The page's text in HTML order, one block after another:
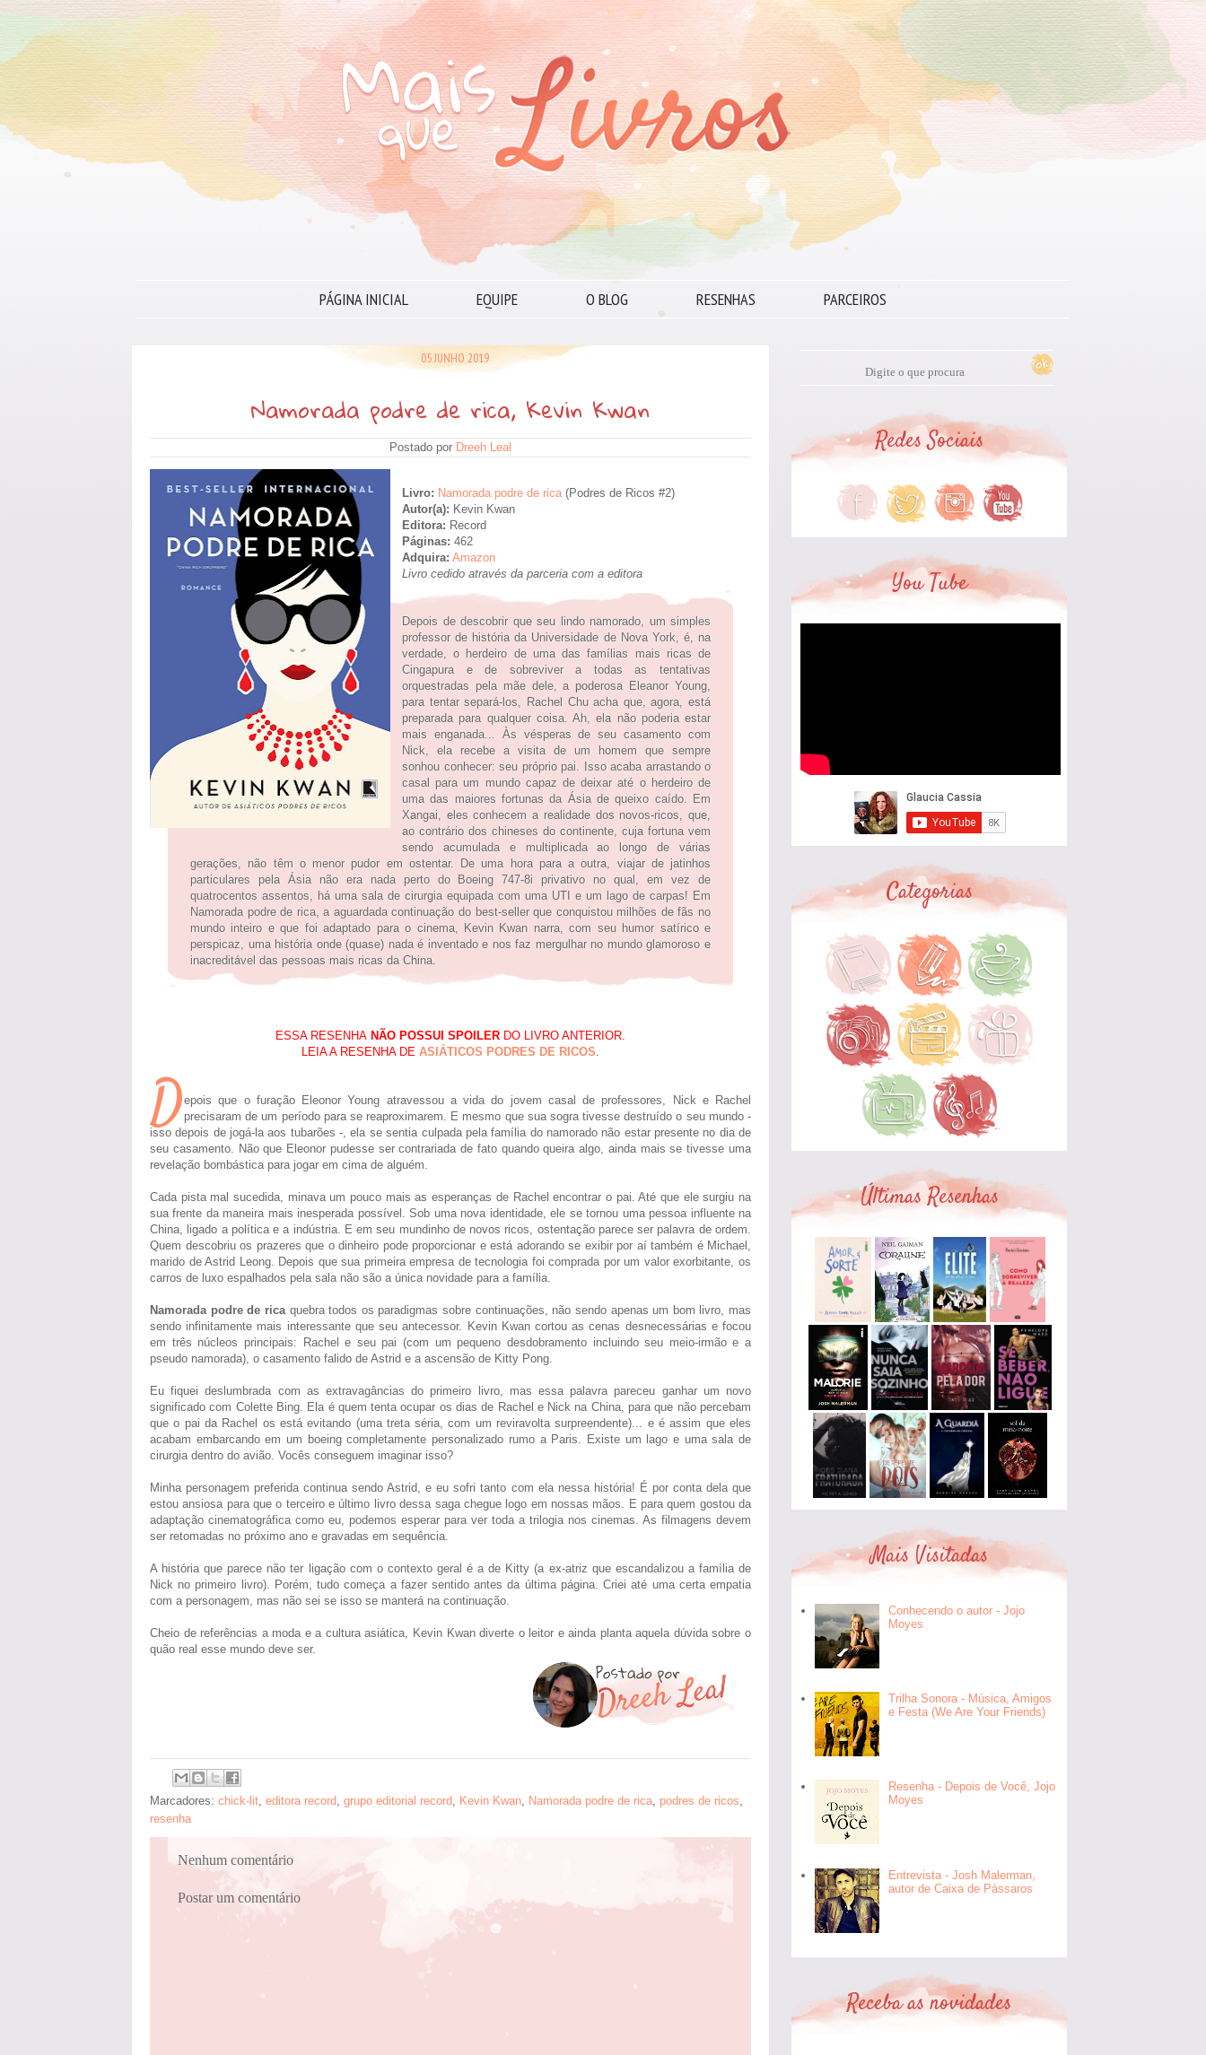
PÁGINA INICIAL EQUIPE O BLOG RESENHAS PARCEIROS
05 JUNHO 2019
Namorada podre de rica, Kevin Kwan
Postado por Dreeh Leal
Livro: Namorada podre de rica(Podres de Ricos #2)
Autor(a): Kevin Kwan
Editora: Record
Páginas: 462
Adquira: Amazon
Livro cedido através da parceria com a editora
Depois de descobrir que seu lindo namorado, um simples
professor de história da Universidade de Nova York, é, na
verdade, o herdeiro de uma das famílias mais ricas de
Cingapura e de sobreviver a todas as tentativas
orquestradas pela mãe dele, a poderosa Eleanor Young,
para tentar separá-los, Rachel Chu acha que, agora, está
preparada para qualquer coisa. Ah, ela não poderia estar
mais enganada... Às vésperas de seu casamento com
Nick, ela recebe a visita de um homem que sempre
sonhou conhecer: seu próprio pai. Isso acaba arrastando o
casal para um mundo capaz de deixar até o herdeiro de
uma das maiores fortunas da Ásia de queixo caído. Em
Xangai, eles conhecem a realidade dos novos-ricos, que,
ao contrário dos chineses do continente, cuja fortuna vem
sendo acumulada e multiplicada ao longo de várias
gerações, não têm o menor pudor em ostentar. De uma hora para a outra, viajar de jatinhos
particulares pela Ásia não era nada perto do Boeing 747-8i privativo no qual, em vez de
quatrocentos assentos, há uma sala de cirurgia equipada com uma UTI e um lago de carpas! Em
Namorada podre de rica, a aguardada continuação do best-seller que conquistou milhões de fãs no
mundo inteiro e que foi adaptado para o cinema, Kevin Kwan narra, com seu humor satírico e
perspicaz, uma história onde (quase) nada é inventado e nos faz mergulhar no mundo glamoroso e
inacreditável das pessoas mais ricas da China.
ESSA RESENHA NÃO POSSUI SPOILER DO LIVRO ANTERIOR.
LEIA A RESENHA DE ASIÁTICOS PODRES DE RICOS.
Depois que o furação Eleonor Young atravessou a vida do jovem casal de professores, Nick e Rachel
precisaram de um período para se reaproximarem. E mesmo que sua sogra tivesse destruído o seu mundo -
isso depois de jogá-la aos tubarões -, ela se sentia culpada pela família do namorado não estar presente no dia de
seu casamento. Não que Eleonor pudesse ser contrariada de fato quando queira algo, ainda mais se tivesse uma
revelação bombástica para jogar em cima de alguém.
Cada pista mal sucedida, minava um pouco mais as esperanças de Rachel encontrar o pai. Até que ele surgiu na
sua frente da maneira mais inesperada possível. Sob uma nova identidade, ele se tornou uma pessoa influente na
China, ligado a política e a indústria. E em seu mundinho de novos ricos, ostentação parece ser palavra de ordem.
Quem descobriu os prazeres que o dinheiro pode proporcionar e está adorando se exibir por aí também é Michael,
marido de Astrid Leong. Depois que sua primeira empresa de tecnologia foi comprada por um valor exorbitante, os
carros de luxo espalhados pela sala não são a única novidade para a família.
Namorada podre de ricaquebra todos os paradigmas sobre continuações, não sendo apenas um bom livro, mas
sendo infinitamente mais interessante que seu antecessor. Kevin Kwan cortou as cenas desnecessárias e focou
em três núcleos principais: Rachel e seu pai (com um pequeno desdobramento incluindo seu meio-irmão e a
pseudo namorada), o casamento falido de Astrid e a ascensão de Kitty Pong.
Eu fiquei deslumbrada com as extravagâncias do primeiro livro, mas essa palavra pareceu ganhar um novo
significado com Colette Bing. Ela é quem tenta ocupar os dias de Rachel e Nick na China, para que não percebam
que o pai da Rachel os está evitando (uma treta séria, com um reviravolta surpreendente)... e é assim que eles
acabam embarcando em um boeing completamente personalizado rumo a Paris. Existe um lago e uma sala de
cirurgia dentro do avião. Vocês conseguem imaginar isso?
Minha personagem preferida continua sendo Astrid, e eu sofri tanto com ela nessa história! É por conta dela que
estou ansiosa para que o terceiro e último livro dessa saga chegue logo em nossas mãos. E para quem gostou da
adaptação cinematográfica como eu, podemos esperar para ver toda a trilogia nos cinemas. As filmagens devem
ser retomadas no próximo ano e gravadas em sequência.
A história que parece não ter ligação com o contexto geral é a de Kitty (a ex-atriz que escandalizou a família de
Nick no primeiro livro). Porém, tudo começa a fazer sentido antes da última página. Criei até uma certa empatia
com a personagem, mas não sei se isso se manterá na continuação.
Cheio de referências a moda e a cultura asiática, Kevin Kwan diverte o leitor e ainda planta aquela dúvida sobre o
quão real esse mundo deve ser.
Marcadores: chick-lit, editora record, grupo editorial record, Kevin Kwan, Namorada podre de rica, podres de ricos,
resenha
Nenhum comentário
Postar um comentário
Redes Sociais
You Tube
Categorias
Últimas Resenhas
Mais Visitadas
Conhecendo o autor - Jojo
Moyes
Trilha Sonora - Música, Amigos
e Festa (We Are Your Friends)
Resenha - Depois de Você, Jojo
Moyes
Entrevista - Josh Malerman,
autor de Caixa de Pássaros
Receba as novidades